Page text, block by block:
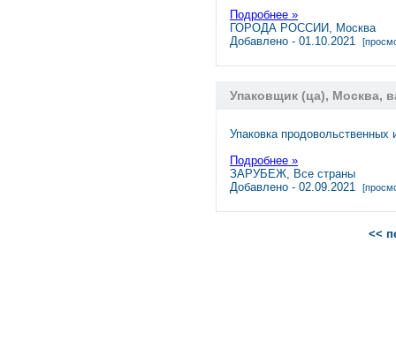
Подробнее »
ГОРОДА РОССИИ, Москва
Добавлено - 01.10.2021
Упаковщик (ца), Москва,
Упаковка
Подробнее »
ЗАРУБЕЖ, Все страны
Добавлено - 02.09.2021
<<